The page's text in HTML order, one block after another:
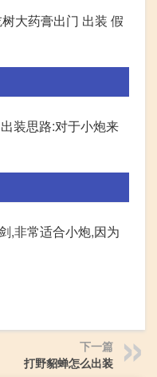
大药膏出门 出装 假
装思路:对于小炮来
,非常适合小炮,因为
下一篇
打野貂蝉怎么出装